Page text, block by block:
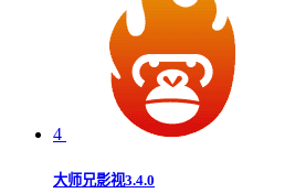
4
大师兄影视3.4.0